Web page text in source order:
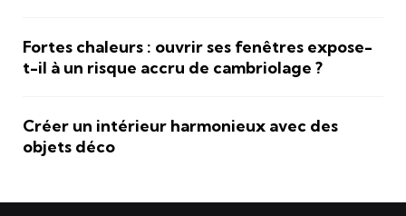
Fortes chaleurs : ouvrir ses fenêtres expose-
t-il à un risque accru de cambriolage ?
Créer un intérieur harmonieux avec des
objets déco